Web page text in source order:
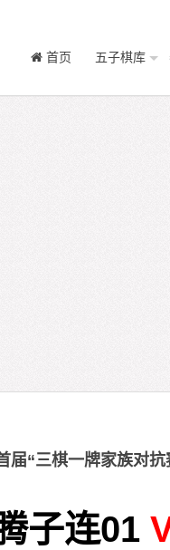
首页 五子棋库
届“三棋一牌家族对抗
子连01